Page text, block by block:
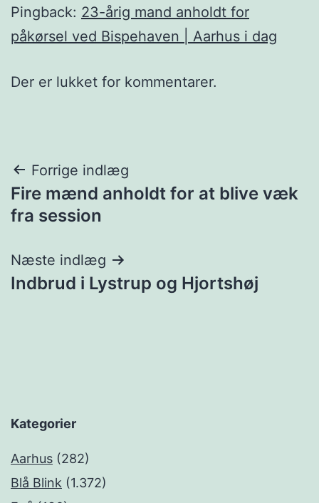
Pingback: 23-årig mand anholdt for
påkørsel ved Bispehaven | Aarhus i dag
Der er lukket for kommentarer.
Indlægsnavigation
Forrige indlæg
Fire mænd anholdt for at blive væk
fra session
Næste indlæg
Indbrud i Lystrup og Hjortshøj
Kategorier
Aarhus (282)
Blå Blink (1.372)